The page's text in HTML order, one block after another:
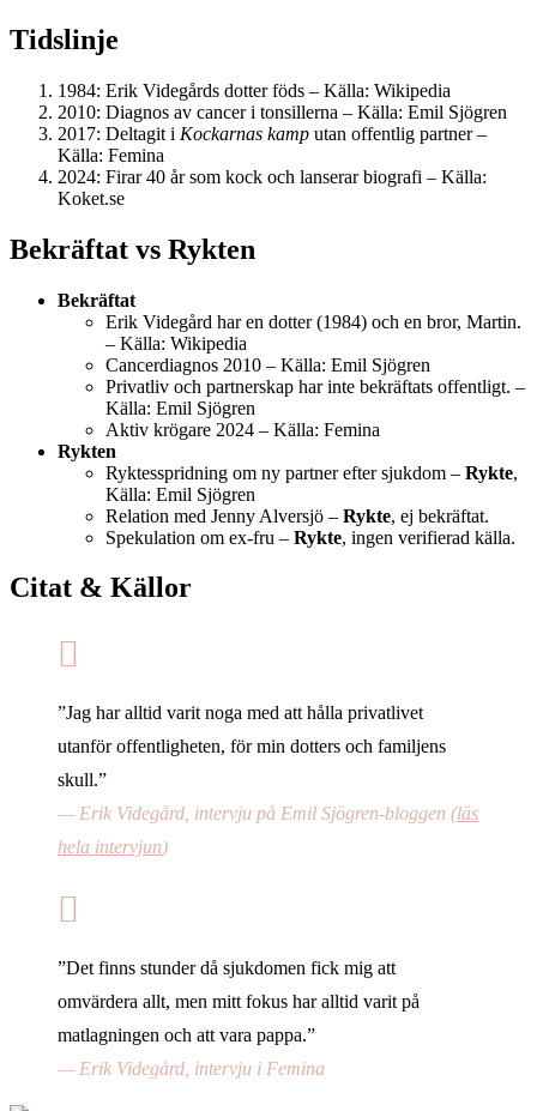
Tidslinje
1984: Erik Videgårds dotter föds – Källa: Wikipedia
2010: Diagnos av cancer i tonsillerna – Källa: Emil Sjögren
2017: Deltagit i Kockarnas kamp utan offentlig partner –
Källa: Femina
2024: Firar 40 år som kock och lanserar biografi – Källa:
Koket.se
Bekräftat vs Rykten
Bekräftat
Erik Videgård har en dotter (1984) och en bror, Martin.
– Källa: Wikipedia
Cancerdiagnos 2010 – Källa: Emil Sjögren
Privatliv och partnerskap har inte bekräftats offentligt. –
Källa: Emil Sjögren
Aktiv krögare 2024 – Källa: Femina
Rykten
Ryktesspridning om ny partner efter sjukdom – Rykte,
Källa: Emil Sjögren
Relation med Jenny Alversjö – Rykte, ej bekräftat.
Spekulation om ex-fru – Rykte, ingen verifierad källa.
Citat & Källor
”Jag har alltid varit noga med att hålla privatlivet
utanför offentligheten, för min dotters och familjens
skull.”
— Erik Videgård, intervju på Emil Sjögren-bloggen (läs
hela intervjun)
”Det finns stunder då sjukdomen fick mig att
omvärdera allt, men mitt fokus har alltid varit på
matlagningen och att vara pappa.”
— Erik Videgård, intervju i Femina